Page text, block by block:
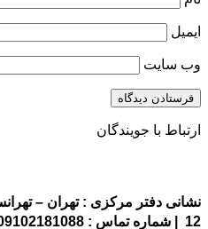
ایمیل
وب‌ سایت
ارتباط با جویندگان
نشانی دفتر مرکزی : تهران –
12 | شماره تماس : 09102181088